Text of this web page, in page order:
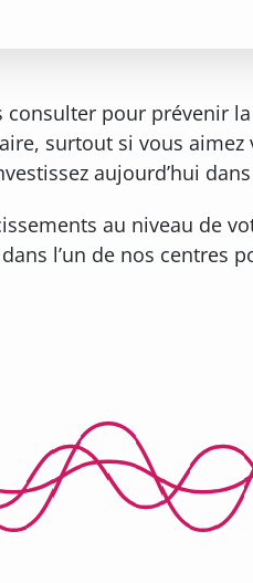
consulter pour prévenir
surtout si vous
aujourd’hui
au niveau de
l’un de nos centres